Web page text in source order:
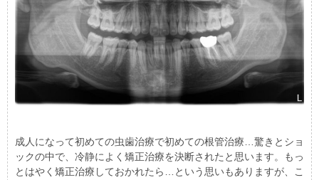
成人になって初めての虫歯治療で初めての根管治療…驚きとショ
ックの中で、冷静によく矯正治療を決断されたと思います。もっ
とはやく矯正治療しておかれたら…という思いもありますが、こ